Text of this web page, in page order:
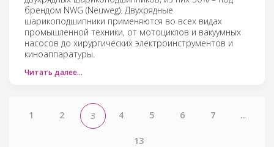
брендом NWG (Neuweg). Двухрядные
шарикоподшипники применяются во всех видах
промышленной техники, от мотоциклов и вакуумных
насосов до хирургических электроинструментов и
киноаппаратуры.
Читать далее…
1 2 3 4 5 6 7 ...
13